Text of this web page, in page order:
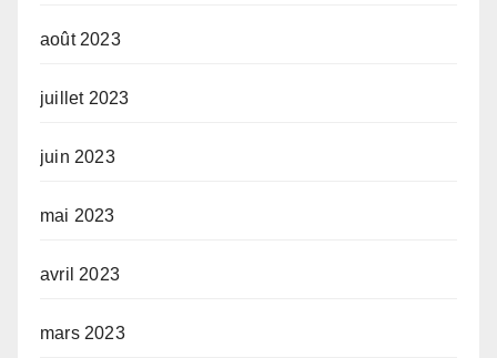
août 2023
juillet 2023
juin 2023
mai 2023
avril 2023
mars 2023